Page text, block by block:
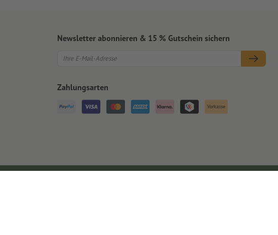
Newsletter abonnieren & 15 % Gutschein sichern
Zahlungsarten
Vorkasse